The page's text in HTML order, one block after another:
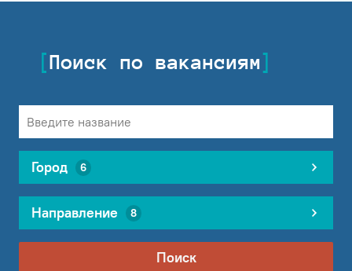
Поиск по вакансиям
Город 6
Направление 8
Поиск